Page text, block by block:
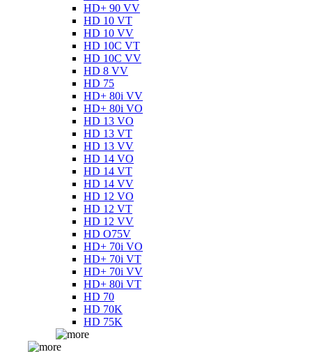
HD+ 90 VV
HD 10 VT
HD 10 VV
HD 10C VT
HD 10C VV
HD 8 VV
HD 75
HD+ 80i VV
HD+ 80i VO
HD 13 VO
HD 13 VT
HD 13 VV
HD 14 VO
HD 14 VT
HD 14 VV
HD 12 VO
HD 12 VT
HD 12 VV
HD O75V
HD+ 70i VO
HD+ 70i VT
HD+ 70i VV
HD+ 80i VT
HD 70
HD 70K
HD 75K